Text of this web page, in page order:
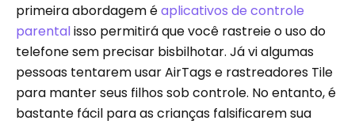
primeira abordagem éaplicativos de controle
parentalisso permitirá que você rastreie o uso do
telefone sem precisar bisbilhotar. Já vi algumas
pessoas tentarem usar AirTags e rastreadores Tile
para manter seus filhos sob controle. No entanto, é
bastante fácil para as crianças falsificarem sua